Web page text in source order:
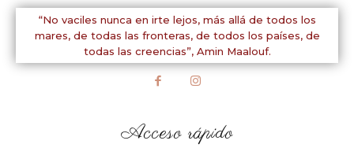
“No vaciles nunca en irte lejos, más allá de todos los
mares, de todas las fronteras, de todos los países, de
todas las creencias”, Amin Maalouf.
Acceso rápido